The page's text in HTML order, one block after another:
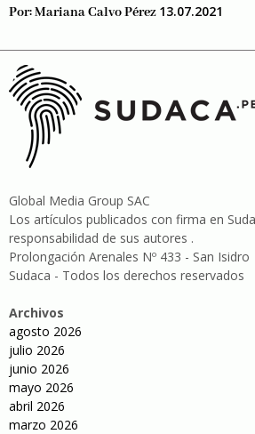
Por:Mariana Calvo Pérez 13.07.2021
Global Media Group SAC
Los artículos publicados con firma en
responsabilidad de sus autores .
Prolongación Arenales Nº 433 - San Isidro
Sudaca - Todos los derechos reservados
Archivos
agosto 2026
julio 2026
junio 2026
mayo 2026
abril 2026
marzo 2026